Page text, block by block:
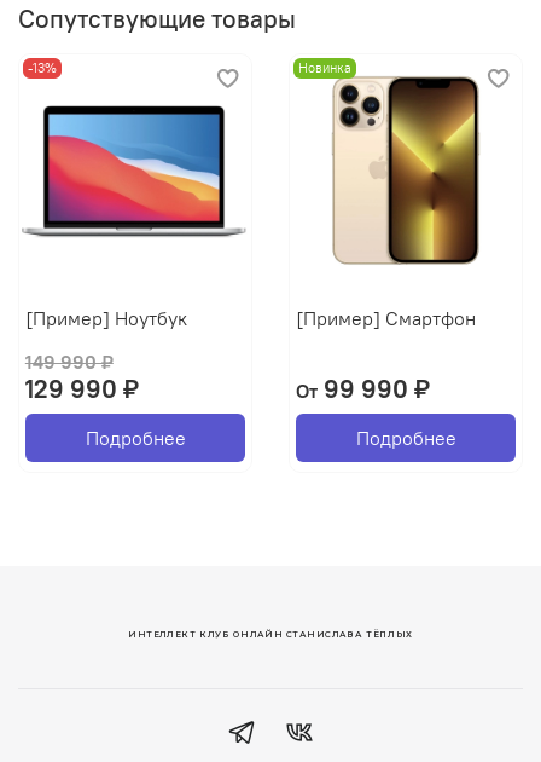
Сопутствующие товары
-13%
[Пример] Ноутбук
149 990 ₽
129 990 ₽
Подробнее
Новинка
[Пример] Смартфон
От 99 990 ₽
Подробнее
ИНТЕЛЛЕКТ КЛУБ ОНЛАЙН СТАНИСЛАВА ТЁПЛЫХ